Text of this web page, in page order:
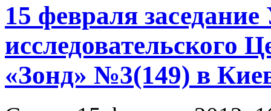
15 февраля
исследовательского
«Зонд» №3(149) в